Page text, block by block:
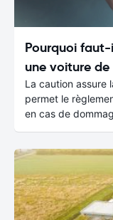
Pourquoi
une voiture
La caution assure
permet le
en cas de